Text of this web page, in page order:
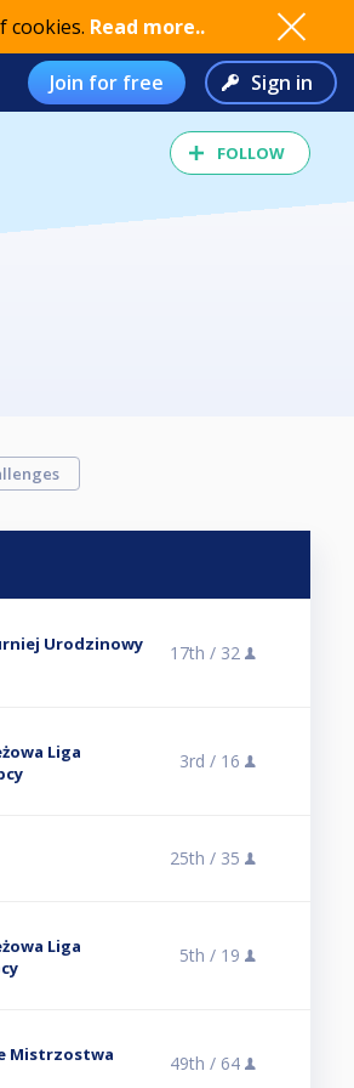
cookies. Read more..
Join for free Sign in
FOLLOW
Urodzinowy
17th / 32
Liga
3rd / 16
25th / 35
Liga
5th / 19
Mistrzostwa
49th / 64